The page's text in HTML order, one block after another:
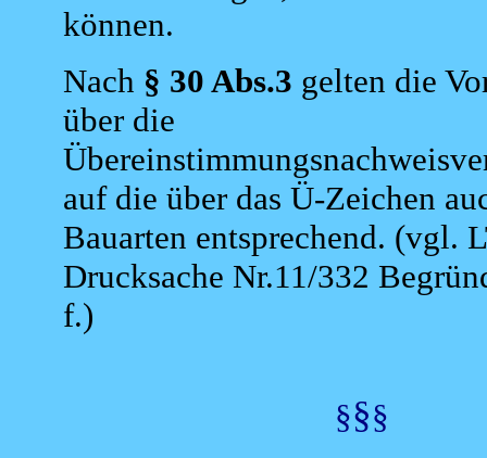
können.
Nach § 30 Abs.3 gelten die
über die
auf die über das Ü-Zeichen
Bauarten entsprechend. (vgl.
Drucksache Nr.11/332
f.)
§§§